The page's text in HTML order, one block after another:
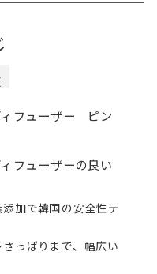
フューザー ピン
フューザーの良い
加で韓国の安全性テ
っぱりまで、幅広い